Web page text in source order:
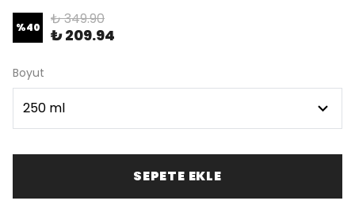
%40 ₺ 349.90
₺ 209.94
Boyut
SEPETE EKLE